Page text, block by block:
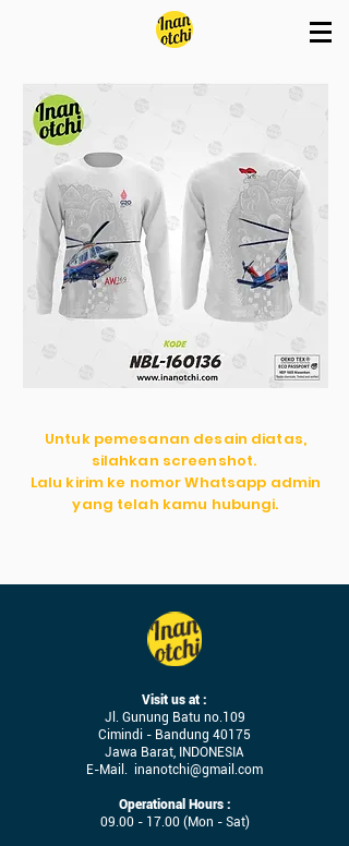
Untuk pemesanan desain diatas,
silahkan screenshot.
Lalu kirim ke nomor Whatsapp admin
yang telah kamu hubungi.
Visit us at :
Jl. Gunung Batu no.109
Cimindi - Bandung 40175
Jawa Barat, INDONESIA
E-Mail. inanotchi@gmail.com
Operational Hours :
09.00 - 17.00 (Mon - Sat)